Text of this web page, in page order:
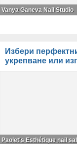
Vanya Ganeva Nail Studio
Избери
укрепване или
Paolet's Esthétique nail